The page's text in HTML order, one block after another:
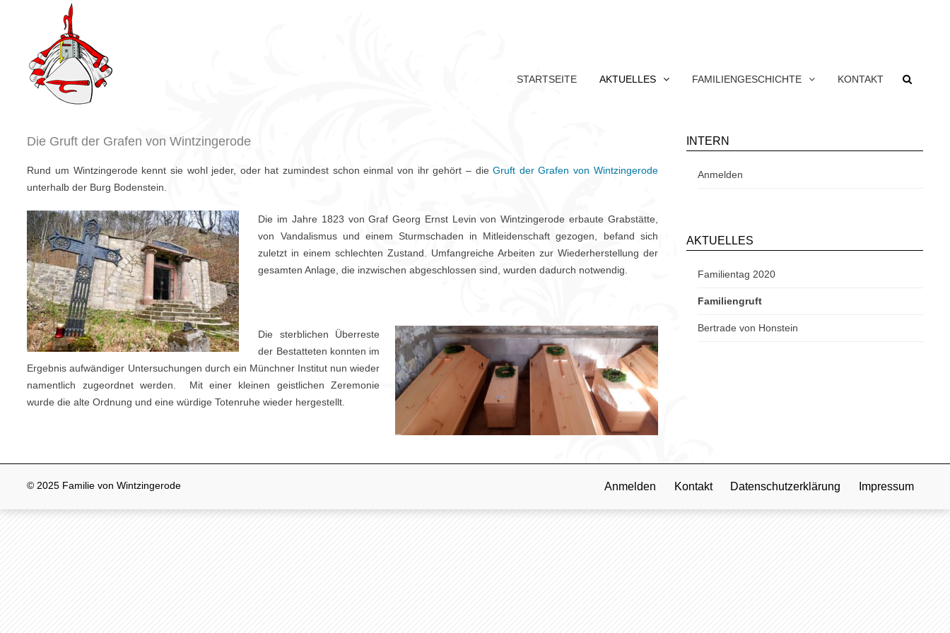
STARTSEITE AKTUELLES FAMILIENGESCHICHTE KONTAKT
Die Gruft der Grafen von Wintzingerode
Rund um Wintzingerode kennt sie wohl jeder, oder hat zumindest schon einmal von ihr gehört – dieGruft der Grafen von Wintzingerode
unterhalb der Burg Bodenstein.
Die im Jahre 1823 von Graf Georg Ernst Levin von Wintzingerode erbaute Grabstätte,
von Vandalismus und einem Sturmschaden in Mitleidenschaft gezogen, befand sich
zuletzt in einem schlechten Zustand. Umfangreiche Arbeiten zur Wiederherstellung der
ge­samten Anlage, die inzwischen abgeschlossen sind, wurden dadurch notwendig.
Die sterblichen Überreste
der Bestatteten konnten im
Ergebnis aufwändiger Unter­suchungen durch ein Münchner Institut nun wieder
namentlich zugeordnet werden. Mit einer kleinen geistlichen Zeremonie
wurde die alte Ordnung und eine würdige Totenruhe wieder her­ge­stellt.
INTERN
Anmelden
AKTUELLES
Familientag 2020
Familiengruft
Bertrade von Honstein
© 2025 Familie von Wintzingerode Anmelden Kontakt Datenschutzerklärung Impressum